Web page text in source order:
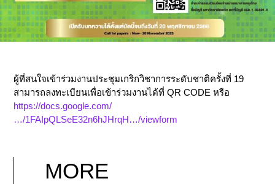
ผู้ที่สนใจเข้าร่วมงานประชุมเกริกวิชาการระดับชาติครั้งที่ 19
สามารถลงทะเบียนเพื่อเข้าร่วมงานได้ที่ QR CODE หรือ
https://docs.google.com/
…/1FAIpQLSeE32n6hJHrqH…/viewform
MORE